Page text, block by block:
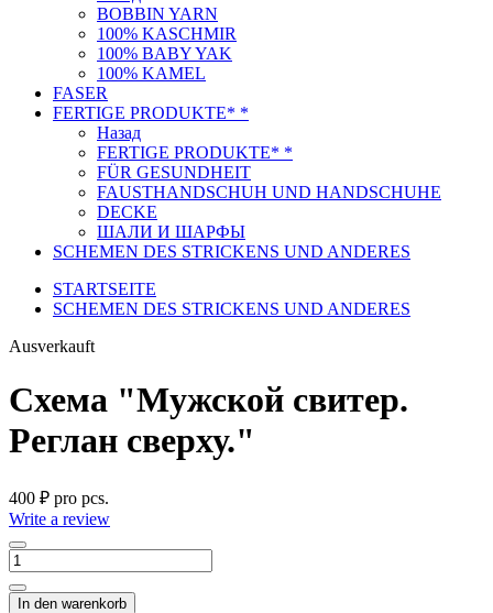
BOBBIN YARN
100% KASCHMIR
100% BABY YAK
100% KAMEL
FASER
FERTIGE PRODUKTE* *
Назад
FERTIGE PRODUKTE* *
FÜR GESUNDHEIT
FAUSTHANDSCHUH UND HANDSCHUHE
DECKE
ШАЛИ И ШАРФЫ
SCHEMEN DES STRICKENS UND ANDERES
STARTSEITE
SCHEMEN DES STRICKENS UND ANDERES
Ausverkauft
Схема "Мужской свитер.
Реглан сверху."
400 ₽ pro pcs.
Write a review
In den warenkorb